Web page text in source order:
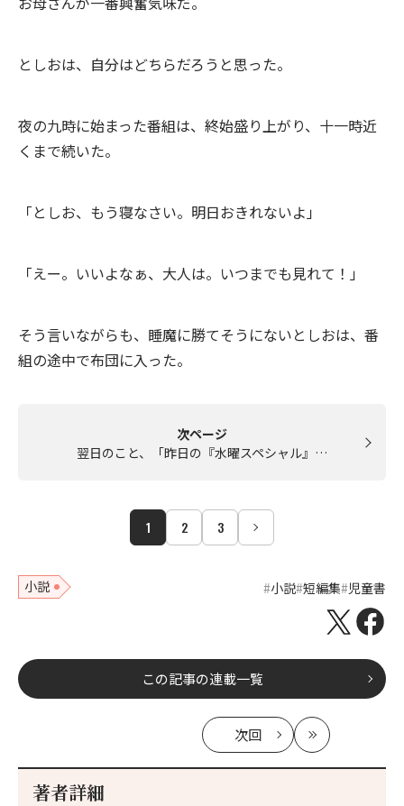
としおは、自分はどちらだろうと思った。
夜の九時に始まった番組は、終始盛り上がり、十一時近
くまで続いた。
「としお、もう寝なさい。明日おきれないよ」
「えー。いいよなぁ、大人は。いつまでも見れて！」
そう言いながらも、睡魔に勝てそうにないとしおは、番
組の途中で布団に入った。
次ページ
翌日のこと、「昨日の『水曜スペシャル』…
1 2 3
小説 小説 短編集 児童書
この記事の連載一覧
次回
記
最
新
著者詳細